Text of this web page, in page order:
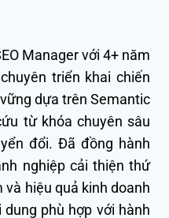
Manager với 4+ năm
triển khai chiến
dựa trên Semantic
từ khóa chuyên sâu
đổi. Đã đồng hành
nghiệp cải thiện thứ
và hiệu quả kinh doanh
phù hợp với hành